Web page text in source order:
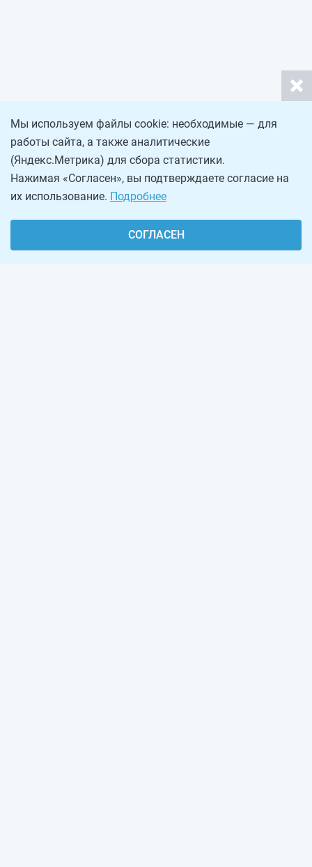
Мы используем файлы cookie: необходимые — для
работы сайта, а также аналитические
(Яндекс.Метрика) для сбора статистики.
Нажимая «Согласен», вы подтверждаете согласие на
их использование. Подробнее
СОГЛАСЕН